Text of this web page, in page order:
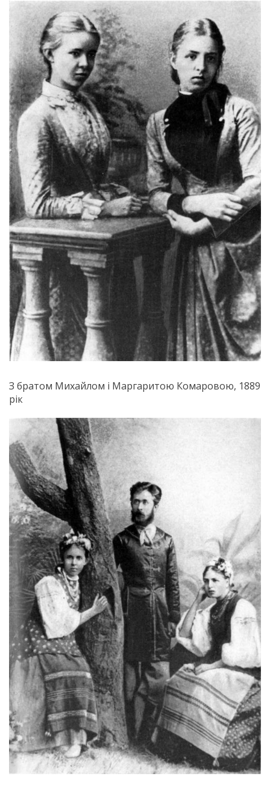
З братом Михайлом і Маргаритою Комаровою, 1889
рік